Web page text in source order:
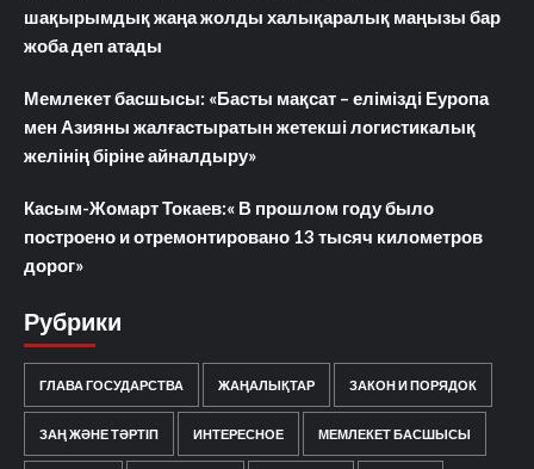
шақырымдық жаңа жолды халықаралық маңызы бар
жоба деп атады
Мемлекет басшысы: «Басты мақсат – елімізді Еуропа
мен Азияны жалғастыратын жетекші логистикалық
желінің біріне айналдыру»
Касым-Жомарт Токаев:« В прошлом году было
построено и отремонтировано 13 тысяч километров
дорог»
Рубрики
ГЛАВА ГОСУДАРСТВА ЖАҢАЛЫҚТАР ЗАКОН И ПОРЯДОК
ЗАҢ ЖӘНЕ ТӘРТІП ИНТЕРЕСНОЕ МЕМЛЕКЕТ БАСШЫСЫ